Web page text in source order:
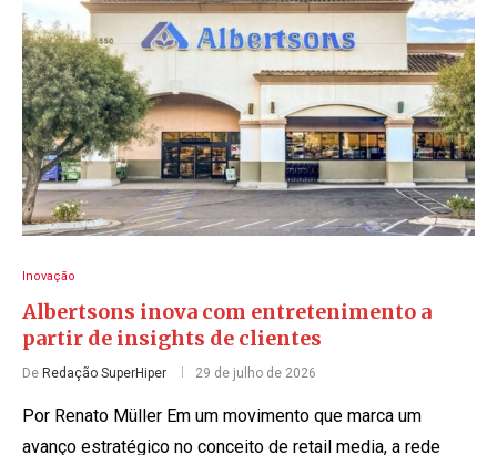
Inovação
Albertsons inova com entretenimento a
partir de insights de clientes
De Redação SuperHiper 29 de julho de 2026
Por Renato Müller Em um movimento que marca um
avanço estratégico no conceito de retail media, a rede